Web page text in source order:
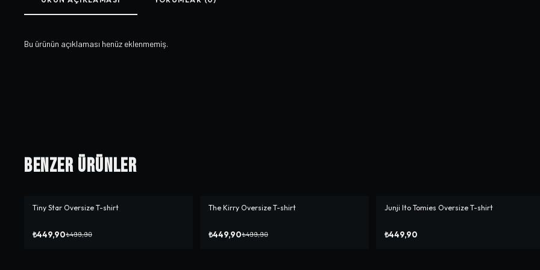
Bu ürünün açıklaması henüz eklenmemiş.
Benzer Ürünler
-%10
Tiny Star Oversize T-shirt
₺449,90₺499,90
-%10
The Kirry Oversize T-shirt
₺449,90₺499,90
Junji Ito Tomies Oversize T-shirt
₺449,90